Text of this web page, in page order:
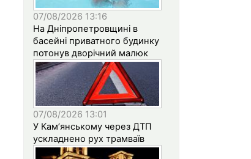
07/08/2026 13:16
На Дніпропетровщині в
басейні приватного будинку
потонув дворічний малюк
07/08/2026 13:01
У Кам’янському через ДТП
ускладнено рух трамваїв